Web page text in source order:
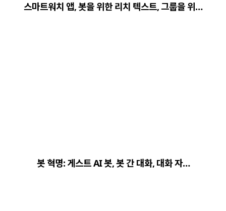
스마트워치 앱, 봇을 위한 리치 텍스트, 그룹을 위…
봇 혁명: 게스트 AI 봇, 봇 간 대화, 대화 자…